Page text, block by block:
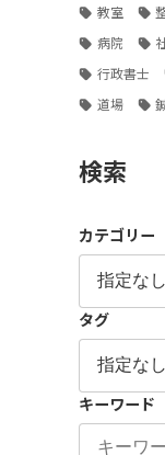
教室
病院
行政書士
道場
検索
カテゴリー
タグ
キーワード